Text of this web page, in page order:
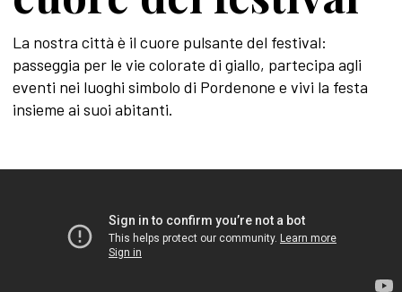
La nostra città è il cuore pulsante del festival:
passeggia per le vie colorate di giallo, partecipa agli
eventi nei luoghi simbolo di Pordenone e vivi la festa
insieme ai suoi abitanti.